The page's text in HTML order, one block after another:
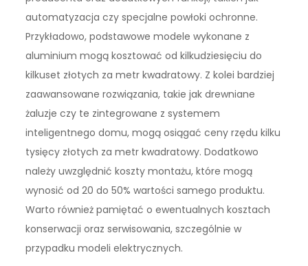
automatyzacja czy specjalne powłoki ochronne.
Przykładowo, podstawowe modele wykonane z
aluminium mogą kosztować od kilkudziesięciu do
kilkuset złotych za metr kwadratowy. Z kolei bardziej
zaawansowane rozwiązania, takie jak drewniane
żaluzje czy te zintegrowane z systemem
inteligentnego domu, mogą osiągać ceny rzędu kilku
tysięcy złotych za metr kwadratowy. Dodatkowo
należy uwzględnić koszty montażu, które mogą
wynosić od 20 do 50% wartości samego produktu.
Warto również pamiętać o ewentualnych kosztach
konserwacji oraz serwisowania, szczególnie w
przypadku modeli elektrycznych.